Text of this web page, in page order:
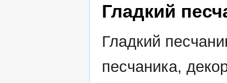
Гладкий
Гладкий
песчаника,